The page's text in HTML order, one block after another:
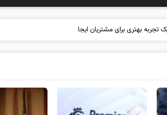
تجربه بهتری برای مشتریان ایجاد می‌کند؟